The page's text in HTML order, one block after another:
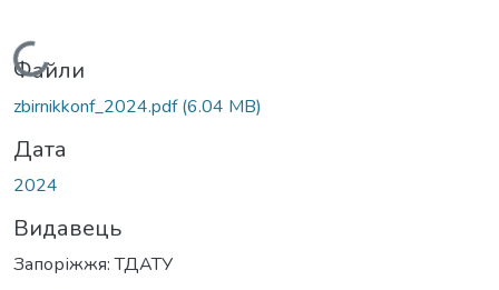
Вантажиться...
Файли
zbirnikkonf_2024.pdf(6.04 MB)
Дата
2024
Видавець
Запоріжжя: ТДАТУ